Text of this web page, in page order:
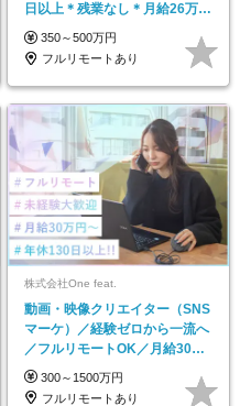
日以上＊残業なし＊月給26万円
以上
350～500万円
フルリモートあり
株式会社One feat.
動画・映像クリエイター（SNS
マーケ）／経験ゼロから一流へ
／フルリモートOK／月給30万
円～／年休130日以上
300～1500万円
フルリモートあり